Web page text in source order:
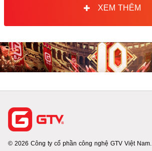
XEM THÊM
© 2026 Công ty cổ phần công nghệ GTV Việt Nam.